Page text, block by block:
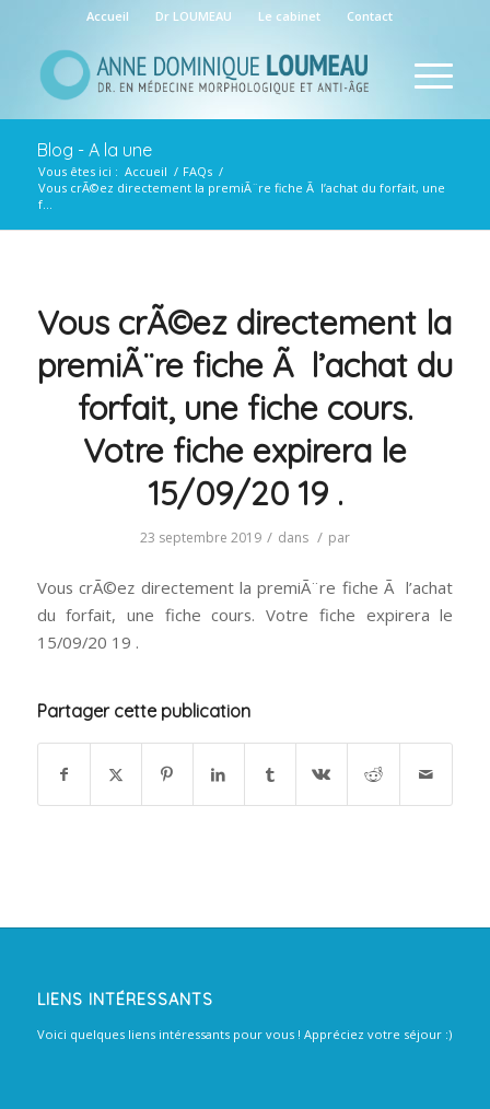
Accueil Dr LOUMEAU Le cabinet Contact
Blog - A la une
Vous êtes ici : Accueil / FAQs /
Vous crÃ©ez directement la premiÃ¨re fiche Ã l’achat du forfait, une
f...
Vous crÃ©ez directement la
premiÃ¨re fiche Ã l’achat du
forfait, une fiche cours.
Votre fiche expirera le
15/09/20 19 .
23 septembre 2019 / dans / par
Vous crÃ©ez directement la premiÃ¨re fiche Ã l’achat
du forfait, une fiche cours. Votre fiche expirera le
15/09/20 19 .
Partager cette publication
LIENS INTÉRESSANTS
Voici quelques liens intéressants pour vous ! Appréciez votre séjour :)